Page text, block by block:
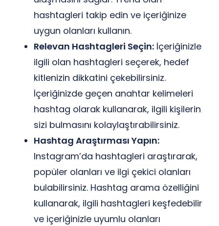
hashtagleri takip edin ve içeriğinize
uygun olanları kullanın.
Relevan Hashtagleri Seçin: İçeriğinizle
ilgili olan hashtagleri seçerek, hedef
kitlenizin dikkatini çekebilirsiniz.
İçeriğinizde geçen anahtar kelimeleri
hashtag olarak kullanarak, ilgili kişilerin
sizi bulmasını kolaylaştırabilirsiniz.
Hashtag Araştırması Yapın:
Instagram’da hashtagleri araştırarak,
popüler olanları ve ilgi çekici olanları
bulabilirsiniz. Hashtag arama özelliğini
kullanarak, ilgili hashtagleri keşfedebilir
ve içeriğinizle uyumlu olanları